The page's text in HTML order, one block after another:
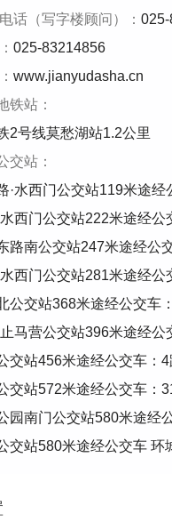
话（写字楼顾问）：
025-83214856
www.jianyudasha.cn
铁站：
2号线莫愁湖站1.2公里
交站：
·水西门公交站119米途
西门公交站222米途经
路南公交站247米途经公
水西门公交站281米途经
公交站368米途经公交车
马营公交站396米途经
交站456米途经公交车：
交站572米途经公交车：
园南门公交站580米途经
交站580米途经公交车 环